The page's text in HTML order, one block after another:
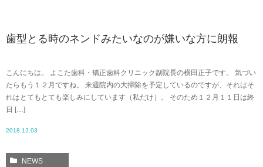
歯型とる時のネンドみたいなのが嫌いな方に朗報
こんにちは。 よこた歯科・矯正歯科クリニック副院長の横田正子です。 気づい
たらもう１２月ですね。 来週院内の大掃除を予定しているのですが、それはそ
れはとてもとても楽しみにしています（私だけ）。 そのため１２月１１日は終
日 […]
2018.12.03
NEWS